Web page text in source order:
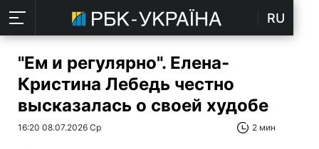
RU
"Ем и регулярно". Елена-
Кристина Лебедь честно
высказалась о своей худобе
16:20 08.07.2026 Ср 2 мин